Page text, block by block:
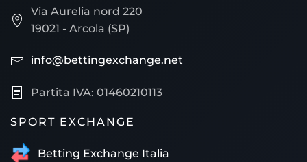
Via Aurelia nord 220
19021 - Arcola (SP)
info@bettingexchange.net
Partita IVA: 01460210113
SPORT EXCHANGE
Betting Exchange Italia